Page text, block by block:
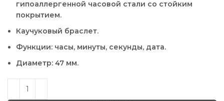
гипоаллергенной часовой стали со стойким
покрытием.
Каучуковый браслет.
Функции: часы, минуты, секунды, дата.
Диаметр: 47 мм.